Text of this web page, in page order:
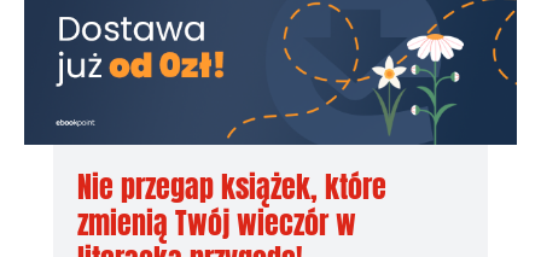
Nie przegap książek, które
zmienią Twój wieczór w